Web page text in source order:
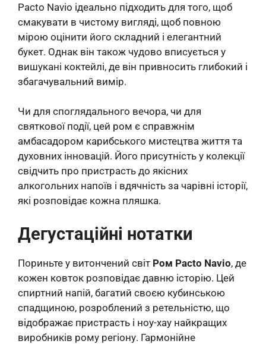
Pacto Navio ідеально підходить для того, щоб
смакувати в чистому вигляді, щоб повною
мірою оцінити його складний і елегантний
букет. Однак він також чудово вписується у
вишукані коктейлі, де він привносить глибокий і
збагачувальний вимір.
Чи для споглядального вечора, чи для
святкової події, цей ром є справжнім
амбасадором карибського мистецтва життя та
духовних інновацій. Його присутність у колекції
свідчить про пристрасть до якісних
алкогольних напоїв і вдячність за чарівні історії,
які розповідає кожна пляшка.
Дегустаційні нотатки
Пориньте у витончений світ Ром Pacto Navio, де
кожен ковток розповідає давню історію. Цей
спиртний напій, багатий своєю кубинською
спадщиною, розроблений з ретельністю, що
відображає пристрасть і ноу-хау найкращих
виробників рому регіону. Гармонійне